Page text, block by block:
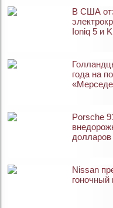
В США
Ioniq 5 и
года на
Porsche
долларов
Nissan
гоночный